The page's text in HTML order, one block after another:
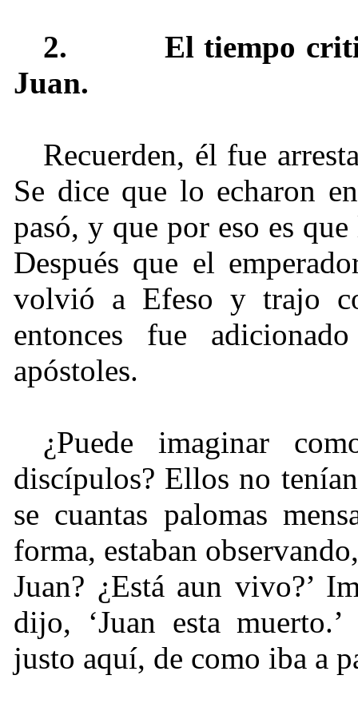
2. El tiempo critico
Juan.
Recuerden, él fue
Se dice que lo echaron
pasó, y que por eso es
Después que el
volvió a Efeso y trajo
entonces fue
apóstoles.
¿Puede imaginar
discípulos? Ellos no
se cuantas palomas
forma, estaban
Juan? ¿Está aun vivo?’
dijo, ‘Juan esta
justo aquí, de como iba a